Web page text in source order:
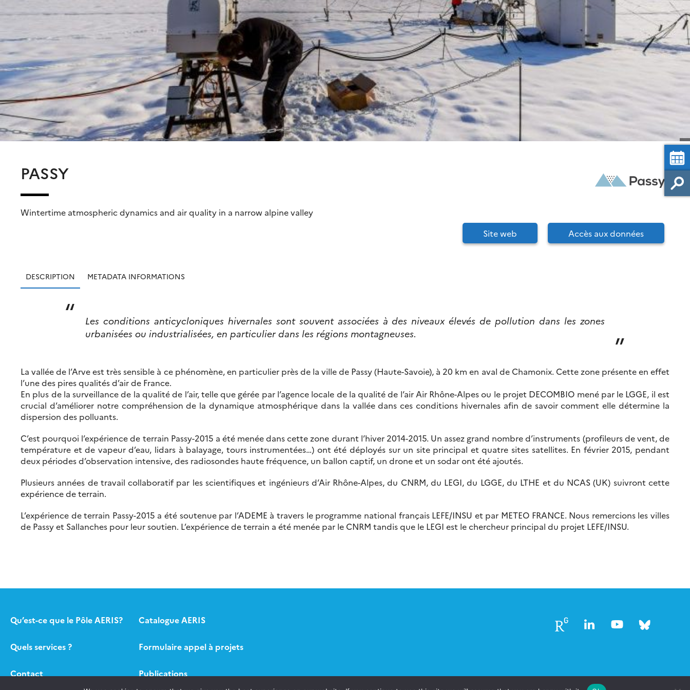
PASSY
Wintertime atmospheric dynamics and air quality in a narrow alpine valley
Site web
Accès aux données
DESCRIPTION METADATA INFORMATIONS
Les conditions anticycloniques hivernales sont souvent associées à des niveaux élevés de pollution dans les zones
urbanisées ou industrialisées, en particulier dans les régions montagneuses.
La vallée de l’Arve est très sensible à ce phénomène, en particulier près de la ville de Passy (Haute-Savoie), à 20 km en aval de Chamonix. Cette zone présente en effet
l’une des pires qualités d’air de France.
En plus de la surveillance de la qualité de l’air, telle que gérée par l’agence locale de la qualité de l’air Air Rhône-Alpes ou le projet DECOMBIO mené par le LGGE, il est
crucial d’améliorer notre compréhension de la dynamique atmosphérique dans la vallée dans ces conditions hivernales afin de savoir comment elle détermine la
dispersion des polluants.
C’est pourquoi l’expérience de terrain Passy-2015 a été menée dans cette zone durant l’hiver 2014-2015. Un assez grand nombre d’instruments (profileurs de vent, de
température et de vapeur d’eau, lidars à balayage, tours instrumentées…) ont été déployés sur un site principal et quatre sites satellites. En février 2015, pendant
deux périodes d’observation intensive, des radiosondes haute fréquence, un ballon captif, un drone et un sodar ont été ajoutés.
Plusieurs années de travail collaboratif par les scientifiques et ingénieurs d’Air Rhône-Alpes, du CNRM, du LEGI, du LGGE, du LTHE et du NCAS (UK) suivront cette
expérience de terrain.
L’expérience de terrain Passy-2015 a été soutenue par l’ADEME à travers le programme national français LEFE/INSU et par METEO FRANCE. Nous remercions les villes
de Passy et Sallanches pour leur soutien. L’expérience de terrain a été menée par le CNRM tandis que le LEGI est le chercheur principal du projet LEFE/INSU.
Qu’est-ce que le Pôle AERIS?
Quels services ?
Contact
Catalogue AERIS
Formulaire appel à projets
Publications
Follow Follow